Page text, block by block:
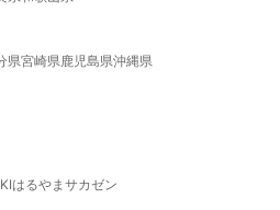
県宮崎県鹿児島県沖縄県
はるやま サカゼン